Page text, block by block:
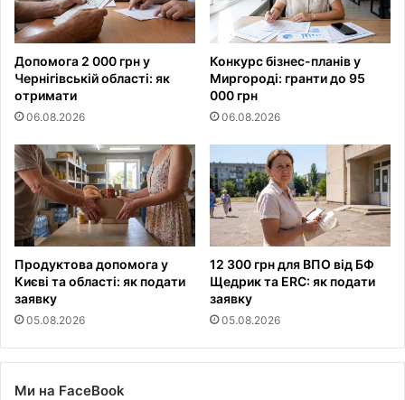
Допомога 2 000 грн у
Чернігівській області: як
отримати
06.08.2026
Конкурс бізнес-планів у
Миргороді: гранти до 95
000 грн
06.08.2026
Продуктова допомога у
Києві та області: як подати
заявку
05.08.2026
12 300 грн для ВПО від БФ
Щедрик та ERC: як подати
заявку
05.08.2026
Ми на FaceBook